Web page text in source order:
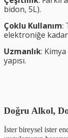
bidon, 5L).
Çoklu Kullanım:
elektroniğe
Uzmanlık:
yapısı.
Doğru Alkol,
İster bireysel ister